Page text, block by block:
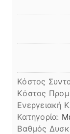
Κόστος
Kόστος
Ενεργειακή
Κατηγορία:
Βαθμός